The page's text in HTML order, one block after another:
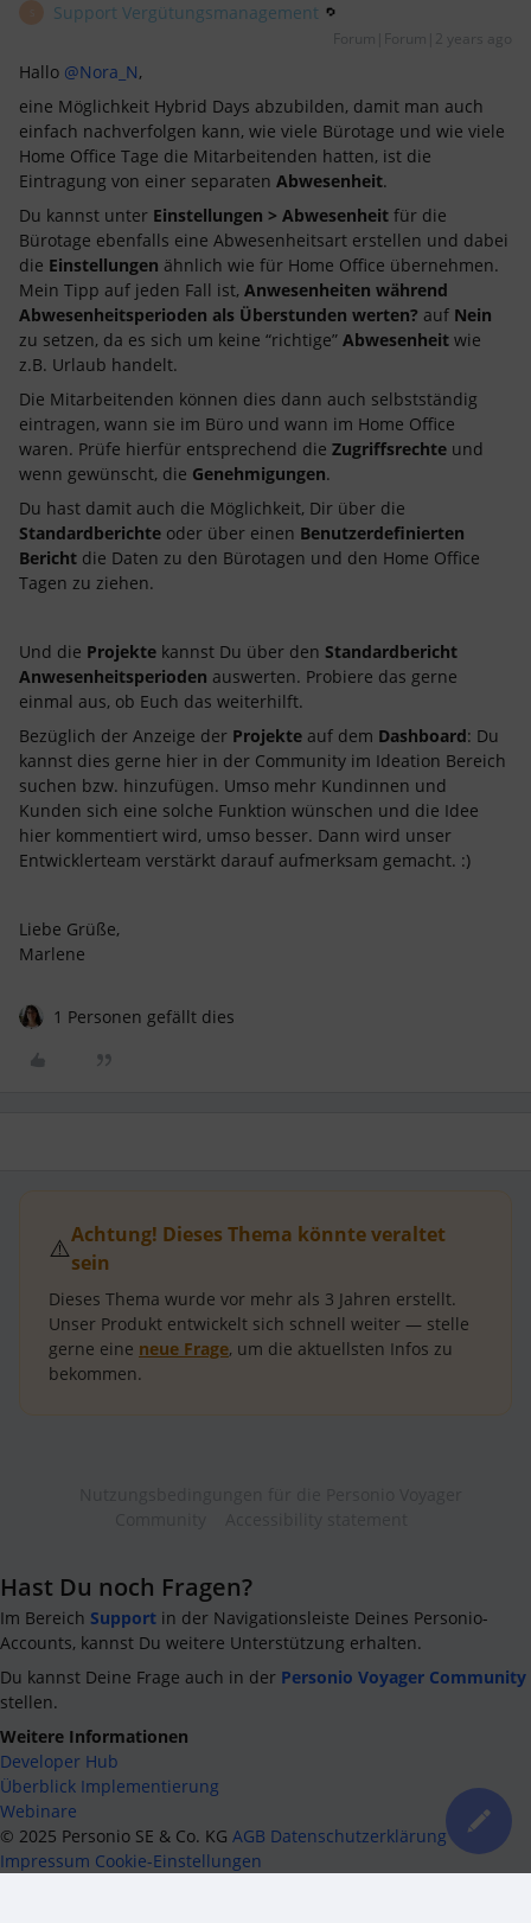
Support Vergütungsmanagement
Forum|Forum|2 years ago
Hallo @Nora_N,
eine Möglichkeit Hybrid Days abzubilden, damit man auch
einfach nachverfolgen kann, wie viele Bürotage und wie viele
Home Office Tage die Mitarbeitenden hatten, ist die
Eintragung von einer separaten Abwesenheit.
Du kannst unter Einstellungen > Abwesenheit für die
Bürotage ebenfalls eine Abwesenheitsart erstellen und dabei
die Einstellungen ähnlich wie für Home Office übernehmen.
Mein Tipp auf jeden Fall ist, Anwesenheiten während
Abwesenheitsperioden als Überstunden werten? auf Nein
zu setzen, da es sich um keine “richtige” Abwesenheit wie
z.B. Urlaub handelt.
Die Mitarbeitenden können dies dann auch selbstständig
eintragen, wann sie im Büro und wann im Home Office
waren. Prüfe hierfür entsprechend die Zugriffsrechte und
wenn gewünscht, die Genehmigungen.
Du hast damit auch die Möglichkeit, Dir über die
Standardberichte oder über einen Benutzerdefinierten
Bericht die Daten zu den Bürotagen und den Home Office
Tagen zu ziehen.
Und die Projekte kannst Du über den Standardbericht
Anwesenheitsperioden auswerten. Probiere das gerne
einmal aus, ob Euch das weiterhilft.
Bezüglich der Anzeige der Projekte auf dem Dashboard: Du
kannst dies gerne hier in der Community im Ideation Bereich
suchen bzw. hinzufügen. Umso mehr Kundinnen und
Kunden sich eine solche Funktion wünschen und die Idee
hier kommentiert wird, umso besser. Dann wird unser
Entwicklerteam verstärkt darauf aufmerksam gemacht. :)
Liebe Grüße,
Marlene
1 Personen gefällt dies
⚠️Achtung! Dieses Thema könnte veraltet
sein
Dieses Thema wurde vor mehr als 3 Jahren erstellt.
Unser Produkt entwickelt sich schnell weiter — stelle
gerne eine neue Frage, um die aktuellsten Infos zu
bekommen.
Hast Du noch Fragen?
Im Bereich Support in der Navigationsleiste Deines Personio-
Accounts, kannst Du weitere Unterstützung erhalten.
Du kannst Deine Frage auch in der Personio Voyager Community
stellen.
Weitere Informationen
Developer Hub
Überblick Implementierung
Webinare
© 2025 Personio SE & Co. KG AGB Datenschutzerklärung
Impressum Cookie-Einstellungen